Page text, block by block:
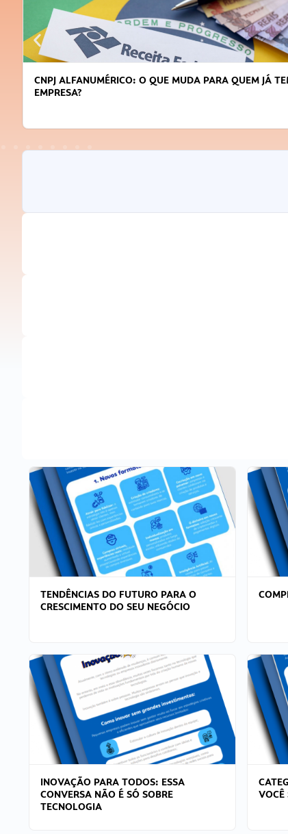
QUEM JÁ TEM DICAS PARA OBTER CRÉDITO
TENDÊNCIAS DO FUTURO PARA O
CRESCIMENTO DO SEU NEGÓCIO
INOVAÇÃO PARA TODOS: ESSA
CONVERSA NÃO É SÓ SOBRE
TECNOLOGIA
VOCÊ